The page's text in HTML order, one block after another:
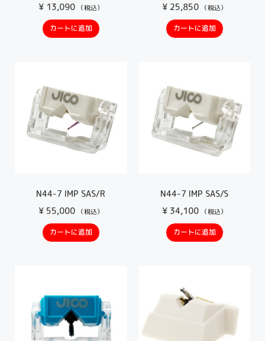
¥13,090 （税込）
カートに追加
¥25,850 （税込）
カートに追加
N44-7 IMP SAS/R
¥55,000 （税込）
カートに追加
N44-7 IMP SAS/S
¥34,100 （税込）
カートに追加